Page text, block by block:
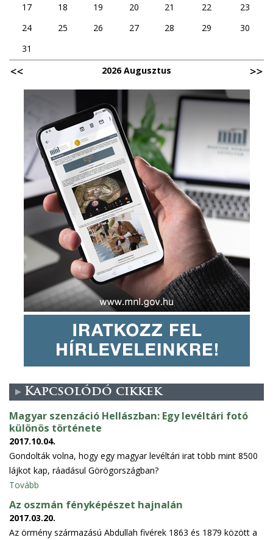
17
18 19 20 21 22
23
24
25 26 27 28 29
30
31
2026 Augusztus
Kapcsolódó cikkek
Magyar szenzáció Hellászban: Egy levéltári fotó
különös története
2017.10.04.
Gondolták volna, hogy egy magyar levéltári irat több mint 8500
lájkot kap, ráadásul Görögországban?
Tovább
Az oszmán fényképészet hajnalán
2017.03.20.
Az örmény származású Abdullah fivérek 1863 és 1879 között a